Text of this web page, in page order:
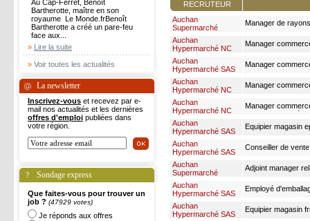
Au Cap-Ferret, Benoît
Bartherotte, maître en son
royaume Le Monde.frBenoît
Bartherotte a créé un pare-feu
face aux...
» Lire la suite
» Voir toutes les actualités
La newsletter
Inscrivez-vous et recevez par e-
mail nos actualités et les dernières
offres d'emploi publiées dans
votre région.
Sondage express
Que faites-vous pour trouver un
job ? (47929 votes)
Je réponds aux offres
RECRUTEUR
Auchan
Supermarché
Manager de
Auchan
Hypermarché NC
Manager
Auchan
Hypermarché SAS
Manager
Auchan
Hypermarché NC
Manager
Auchan
Hypermarché NC
Manager
parfumerie
Auchan
Hypermarché SAS
Equipier magasin
Auchan
Hypermarché SAS
Conseiller de
Auchan
Supermarché
Adjoint manager
Auchan
Hypermarché SAS
Auchan
Hypermarché SAS
Equipier magasin